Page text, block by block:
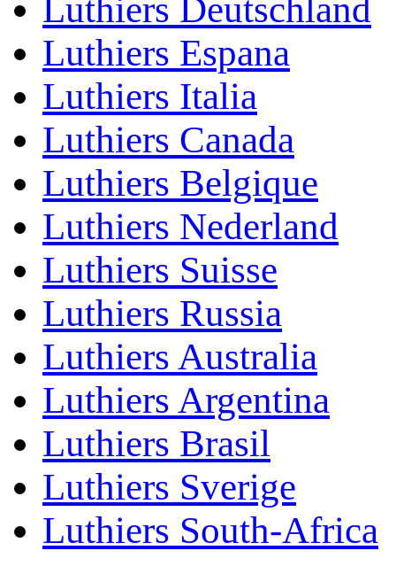
Luthiers Deutschland
Luthiers Espana
Luthiers Italia
Luthiers Canada
Luthiers Belgique
Luthiers Nederland
Luthiers Suisse
Luthiers Russia
Luthiers Australia
Luthiers Argentina
Luthiers Brasil
Luthiers Sverige
Luthiers South-Africa